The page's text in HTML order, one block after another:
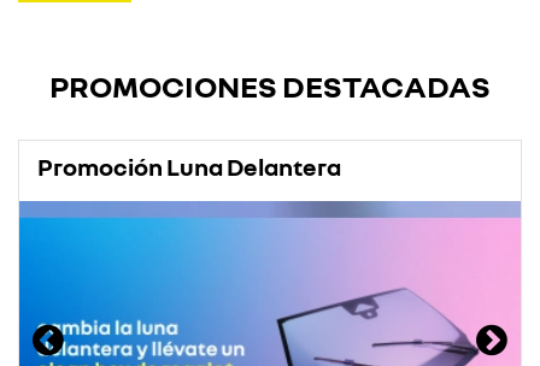
PROMOCIONES DESTACADAS
Promoción Luna Delantera